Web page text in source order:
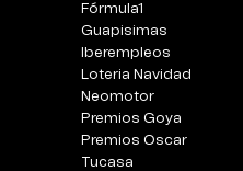
Fórmula1
Guapisimas
Iberempleos
Loteria Navidad
Neomotor
Premios Goya
Premios Oscar
Tucasa